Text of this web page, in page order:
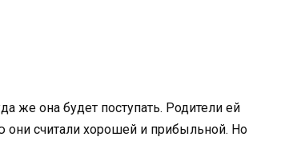
же она будет поступать. Родители ей
они считали хорошей и прибыльной. Но